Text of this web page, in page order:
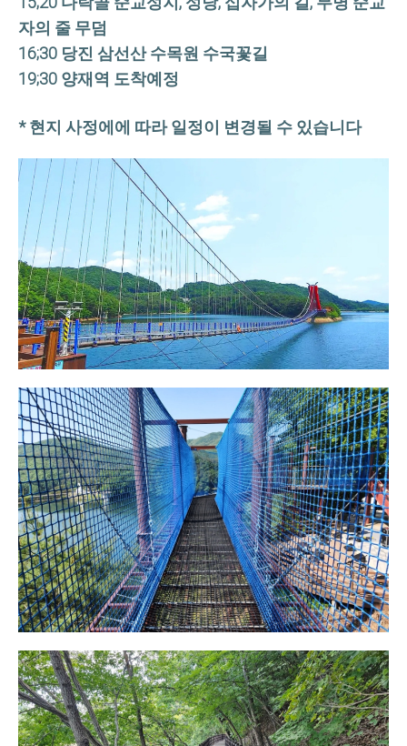
자의 줄 무덤
16;30 당진 삼선산 수목원 수국꽃길
19;30 양재역 도착예정
* 현지 사정에에 따라 일정이 변경될 수 있습니다